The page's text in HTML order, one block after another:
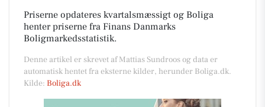
Priserne opdateres kvartalsmæssigt og Boliga
henter priserne fra Finans Danmarks
Boligmarkedsstatistik.
Denne artikel er skrevet af Mattias Sundroos og data er
automatisk hentet fra eksterne kilder, herunder Boliga.dk.
Kilde: Boliga.dk